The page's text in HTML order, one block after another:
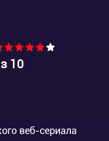
10
веб-сериала